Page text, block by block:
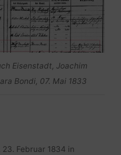
Eisenstadt, Joachim
Bondi, 07. Mai 1833
23. Februar 1834 in